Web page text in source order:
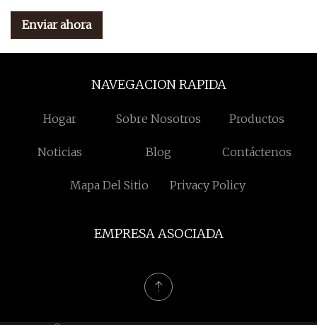
Enviar ahora
NAVEGACION RAPIDA
Hogar Sobre Nosotros Productos
Noticias Blog Contáctenos
Mapa Del Sitio Privacy Policy
EMPRESA ASOCIADA